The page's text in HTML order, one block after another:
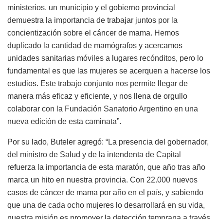
ministerios, un municipio y el gobierno provincial
demuestra la importancia de trabajar juntos por la
concientización sobre el cáncer de mama. Hemos
duplicado la cantidad de mamógrafos y acercamos
unidades sanitarias móviles a lugares recónditos, pero lo
fundamental es que las mujeres se acerquen a hacerse los
estudios. Este trabajo conjunto nos permite llegar de
manera más eficaz y eficiente, y nos llena de orgullo
colaborar con la Fundación Sanatorio Argentino en una
nueva edición de esta caminata”.
Por su lado, Buteler agregó: “La presencia del gobernador,
del ministro de Salud y de la intendenta de Capital
refuerza la importancia de esta maratón, que año tras año
marca un hito en nuestra provincia. Con 22.000 nuevos
casos de cáncer de mama por año en el país, y sabiendo
que una de cada ocho mujeres lo desarrollará en su vida,